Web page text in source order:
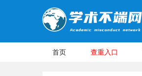
首页 查重入口